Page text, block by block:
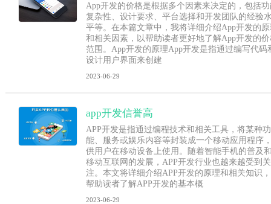
App开发的价格是根据多个因素来决定的，包括
复杂性、设计要求、平台选择和开发团队的经验
平等。在本篇文章中，我将详细介绍App开发的
和相关因素，以帮助读者更好地了解App开发的
范围。App开发的原理App开发是指通过编写代码
设计用户界面来创建
2023-06-29
app开发信誉高
APP开发是指通过编程技术和相关工具，将某种功
能、服务或娱乐内容等封装成一个移动应用程序
供用户在移动设备上使用。随着智能手机的普及
移动互联网的发展，APP开发行业也越来越受到关
注。本文将详细介绍APP开发的原理和相关知识，
帮助读者了解APP开发的基本概
2023-06-29